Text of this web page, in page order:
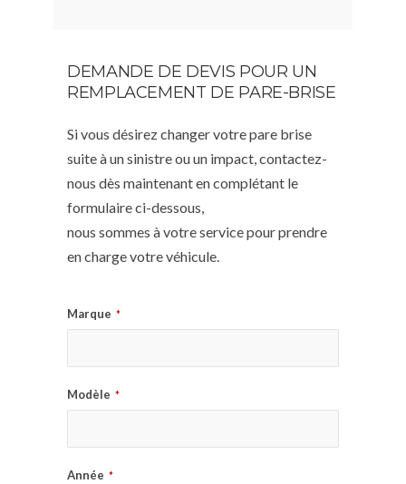
DEMANDE DE DEVIS POUR UN
REMPLACEMENT DE PARE-BRISE
Si vous désirez changer votre pare brise
suite à un sinistre ou un impact, contactez-
nous dès maintenant en complétant le
formulaire ci-dessous,
nous sommes à votre service pour prendre
en charge votre véhicule.
Marque *
Modèle *
Année *